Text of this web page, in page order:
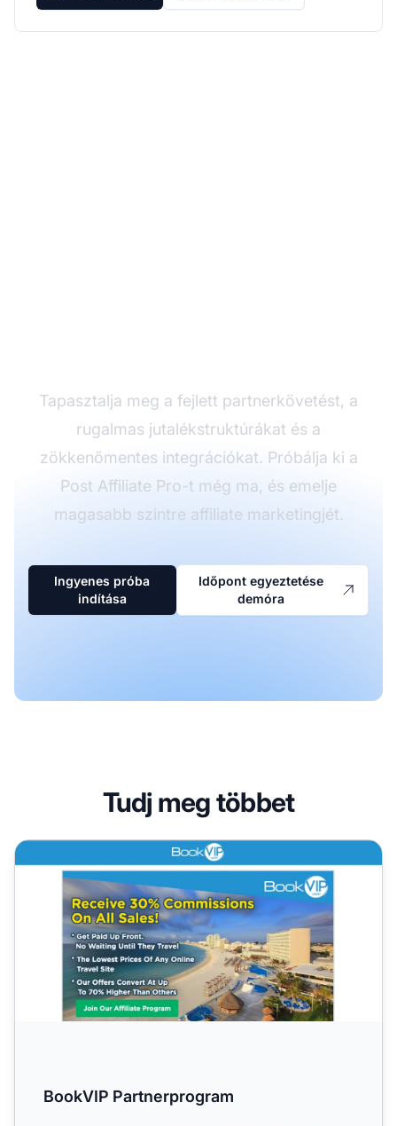
Tapasztalja meg a fejlett partnerkövetést, a
rugalmas jutalékstruktúrákat és a
zökkenőmentes integrációkat. Próbálja ki a
Post Affiliate Pro-t még ma, és emelje
magasabb szintre affiliate marketingjét.
Ingyenes próba
indítása
Időpont egyeztetése
demóra
Tudj meg többet
BookVIP Partnerprogram
BookVIP Partnerprogram